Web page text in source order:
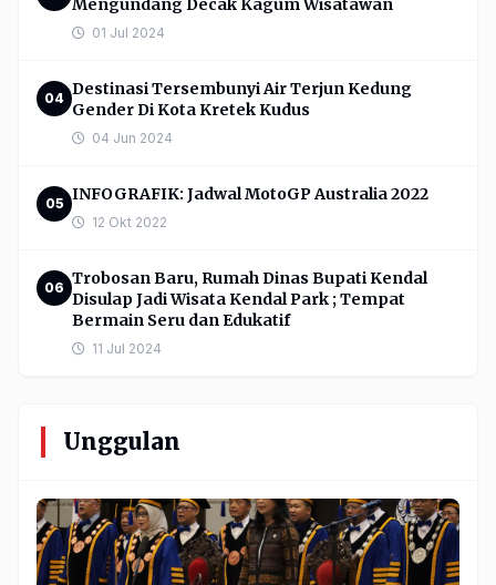
Mengundang Decak Kagum Wisatawan
01 Jul 2024
04 Destinasi Tersembunyi Air Terjun Kedung
Gender Di Kota Kretek Kudus
04 Jun 2024
05 INFOGRAFIK: Jadwal MotoGP Australia 2022
12 Okt 2022
06 Trobosan Baru, Rumah Dinas Bupati Kendal
Disulap Jadi Wisata Kendal Park ; Tempat
Bermain Seru dan Edukatif
11 Jul 2024
Unggulan